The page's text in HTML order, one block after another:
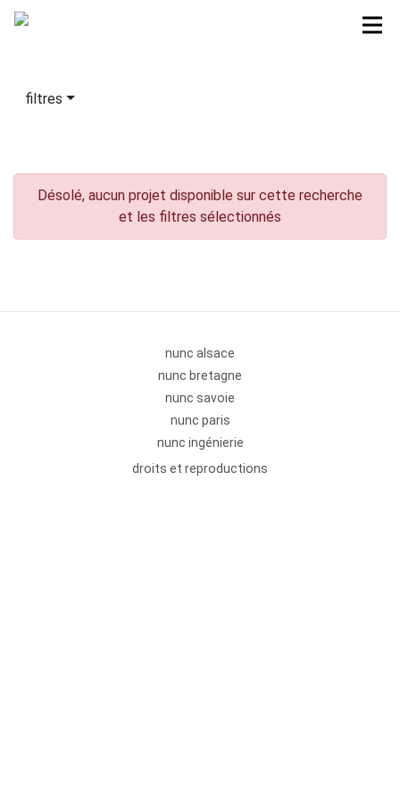
filtres
Désolé, aucun projet disponible sur cette recherche
et les filtres sélectionnés
nunc alsace
nunc bretagne
nunc savoie
nunc paris
nunc ingénierie
droits et reproductions